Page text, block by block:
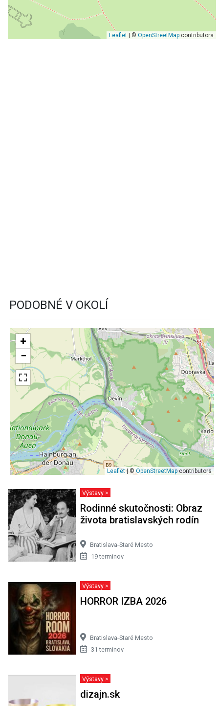
Leaflet| © OpenStreetMapcontributors
PODOBNÉ V OKOLÍ
+
−
Leaflet| © OpenStreetMap contributors
Výstavy >
Rodinné skutočnosti: Obraz
života bratislavských rodín
Bratislava-Staré Mesto
19 termínov
Výstavy >
HORROR IZBA 2026
Bratislava-Staré Mesto
31 termínov
Výstavy >
dizajn.sk